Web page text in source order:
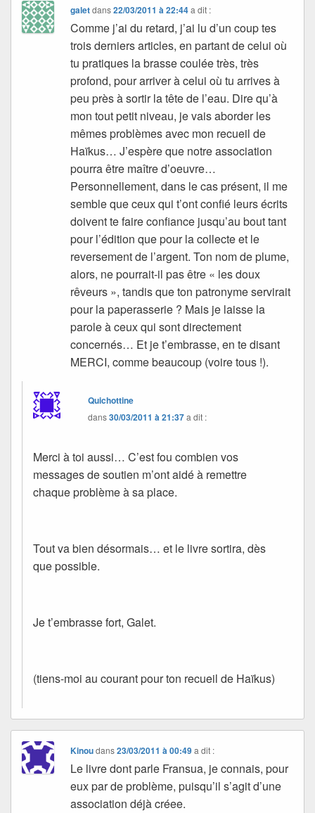
galetdans22/03/2011 à 22:44 a dit :
Comme j’ai du retard, j’ai lu d’un coup tes
trois derniers articles, en partant de celui où
tu pratiques la brasse coulée très, très
profond, pour arriver à celui où tu arrives à
peu près à sortir la tête de l’eau. Dire qu’à
mon tout petit niveau, je vais aborder les
mêmes problèmes avec mon recueil de
Haïkus… J’espère que notre association
pourra être maître d’oeuvre…
Personnellement, dans le cas présent, il me
semble que ceux qui t’ont confié leurs écrits
doivent te faire confiance jusqu’au bout tant
pour l’édition que pour la collecte et le
reversement de l’argent. Ton nom de plume,
alors, ne pourrait-il pas être « les doux
rêveurs », tandis que ton patronyme servirait
pour la paperasserie ? Mais je laisse la
parole à ceux qui sont directement
concernés… Et je t’embrasse, en te disant
MERCI, comme beaucoup (voire tous !).
Quichottine
dans30/03/2011 à 21:37a dit :
Merci à toi aussi… C’est fou combien vos
messages de soutien m’ont aidé à remettre
chaque problème à sa place.
Tout va bien désormais… et le livre sortira, dès
que possible.
Je t’embrasse fort, Galet.
(tiens-moi au courant pour ton recueil de Haïkus)
Kinoudans23/03/2011 à 00:49 a dit :
Le livre dont parle Fransua, je connais, pour
eux par de problème, puisqu’il s’agit d’une
association déjà créee.